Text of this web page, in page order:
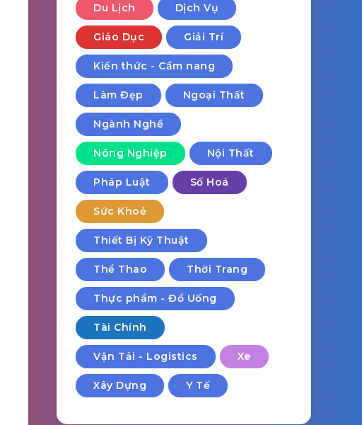
Du Lịch Dịch Vụ
Giáo Dục Giải Trí
Kiến thức - Cẩm nang
Làm Đẹp Ngoại Thất
Ngành Nghề
Nông Nghiệp Nội Thất
Pháp Luật Số Hoá
Sức Khoẻ
Thiết Bị Kỹ Thuật
Thể Thao Thời Trang
Thực phẩm - Đồ Uống
Tài Chính
Vận Tải - Logistics Xe
Xây Dựng Y Tế